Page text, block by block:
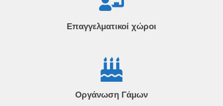
Επαγγελματικοί χώροι
Οργάνωση Γάμων